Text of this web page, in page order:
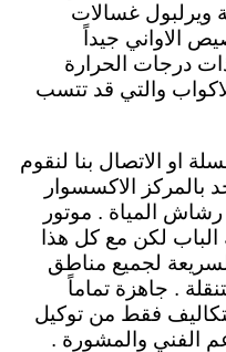
ويرلبول غسالات
الاواني جيداً
درجات الحرارة
والتي قد تتسب
او الاتصال بنا لنقوم
بالمركز الاكسسوار
المياة . موتور
الباب لكن مع كل هذا
لجميع مناطق
. جاهزة تماماً
فقط من توكيل
الفني والمشورة .